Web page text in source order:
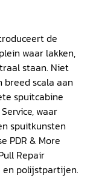
de
waar lakken,
staan. Niet
scala aan
spuitcabine
waar
spuitkunsten
PDR & More
Repair
en polijstpartijen.